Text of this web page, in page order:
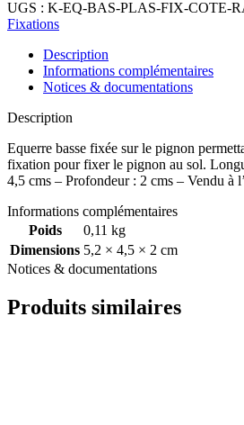
UGS : K-EQ-BAS-PLAS-FIX-COTE-
Fixations
Description
Informations complémentaires
Notices & documentations
Description
Equerre basse fixée sur le pignon
fixation pour fixer le pignon au sol.
4,5 cms – Profondeur : 2 cms – Vendu à
Informations complémentaires
Poids
0,11 kg
Dimensions 5,2 × 4,5 × 2 cm
Notices & documentations
Produits similaires